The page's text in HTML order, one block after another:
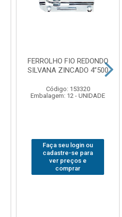
FERROLHO FIO REDONDO
SILVANA ZINCADO 4”500
Código: 153320
Embalagem: 12 - UNIDADE
Faça seu login ou
cadastre-se para
ver preços e
comprar